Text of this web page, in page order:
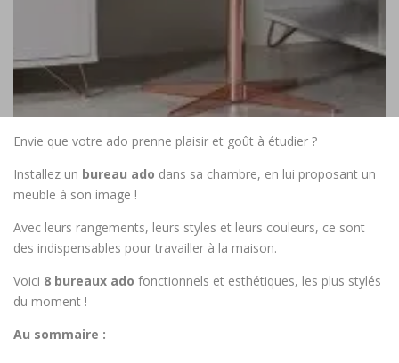
Envie que votre ado prenne plaisir et goût à étudier ?
Installez un bureau ado dans sa chambre, en lui proposant un
meuble à son image !
Avec leurs rangements, leurs styles et leurs couleurs, ce sont
des indispensables pour travailler à la maison.
Voici 8 bureaux ado fonctionnels et esthétiques, les plus stylés
du moment !
Au sommaire :